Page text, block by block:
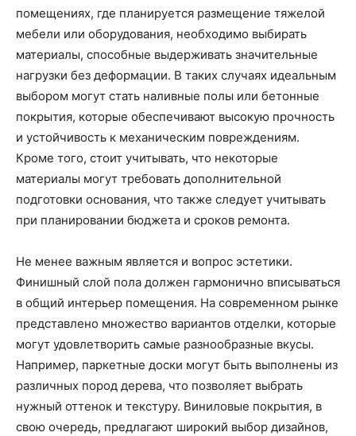
помещениях, где планируется размещение тяжелой
мебели или оборудования, необходимо выбирать
материалы, способные выдерживать значительные
нагрузки без деформации. В таких случаях идеальным
выбором могут стать наливные полы или бетонные
покрытия, которые обеспечивают высокую прочность
и устойчивость к механическим повреждениям.
Кроме того, стоит учитывать, что некоторые
материалы могут требовать дополнительной
подготовки основания, что также следует учитывать
при планировании бюджета и сроков ремонта.
Не менее важным является и вопрос эстетики.
Финишный слой пола должен гармонично вписываться
в общий интерьер помещения. На современном рынке
представлено множество вариантов отделки, которые
могут удовлетворить самые разнообразные вкусы.
Например, паркетные доски могут быть выполнены из
различных пород дерева, что позволяет выбрать
нужный оттенок и текстуру. Виниловые покрытия, в
свою очередь, предлагают широкий выбор дизайнов,